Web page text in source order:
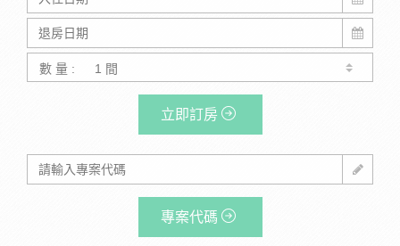
數 量 :
立即訂房
專案代碼